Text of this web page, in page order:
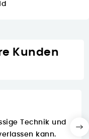
Kunden
Technik und
kann.